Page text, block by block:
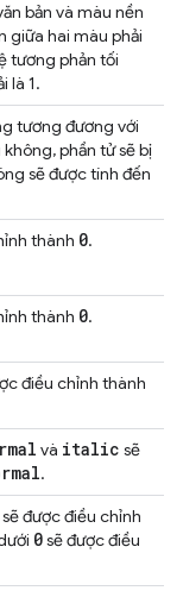
bản và màu nền
giữa hai màu phải
tương phản tối
là 1.
tương đương với
không, phần tử sẽ bị
sẽ được tính đến
thành 0.
thành 0.
điều chỉnh thành
và italic sẽ
.
sẽ được điều chỉnh
0sẽ được điều